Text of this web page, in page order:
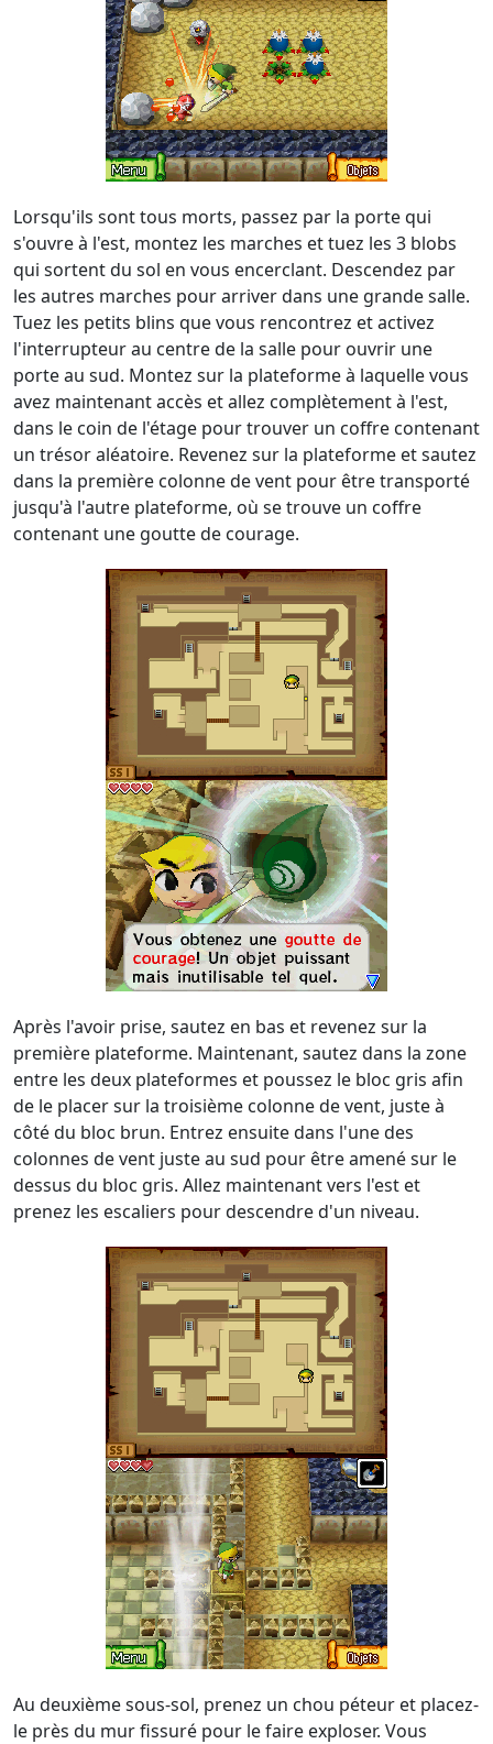
Lorsqu'ils sont tous morts, passez par la porte qui
s'ouvre à l'est, montez les marches et tuez les 3 blobs
qui sortent du sol en vous encerclant. Descendez par
les autres marches pour arriver dans une grande salle.
Tuez les petits blins que vous rencontrez et activez
l'interrupteur au centre de la salle pour ouvrir une
porte au sud. Montez sur la plateforme à laquelle vous
avez maintenant accès et allez complètement à l'est,
dans le coin de l'étage pour trouver un coffre contenant
un trésor aléatoire. Revenez sur la plateforme et sautez
dans la première colonne de vent pour être transporté
jusqu'à l'autre plateforme, où se trouve un coffre
contenant une goutte de courage.
Après l'avoir prise, sautez en bas et revenez sur la
première plateforme. Maintenant, sautez dans la zone
entre les deux plateformes et poussez le bloc gris afin
de le placer sur la troisième colonne de vent, juste à
côté du bloc brun. Entrez ensuite dans l'une des
colonnes de vent juste au sud pour être amené sur le
dessus du bloc gris. Allez maintenant vers l'est et
prenez les escaliers pour descendre d'un niveau.
Au deuxième sous-sol, prenez un chou péteur et placez-
le près du mur fissuré pour le faire exploser. Vous